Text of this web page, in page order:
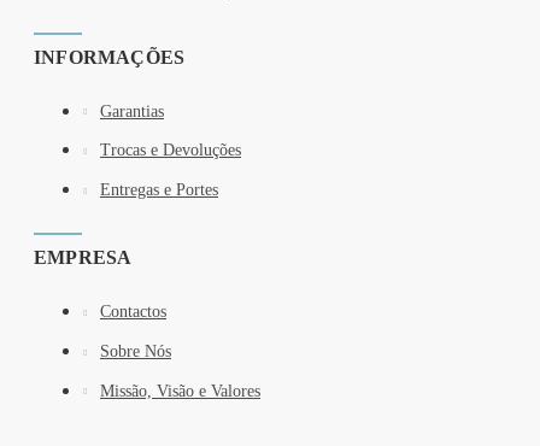
INFORMAÇÕES
Garantias
Trocas e Devoluções
Entregas e Portes
EMPRESA
Contactos
Sobre Nós
Missão, Visão e Valores